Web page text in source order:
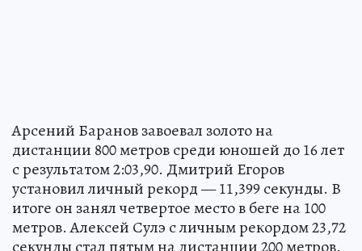
Арсений Баранов завоевал золото на
дистанции 800 метров среди юношей до 16 лет
с результатом 2:03,90. Дмитрий Егоров
установил личный рекорд — 11,399 секунды. В
итоге он занял четвертое место в беге на 100
метров. Алексей Сулэ с личным рекордом 23,72
секунды стал пятым на дистанции 200 метров.